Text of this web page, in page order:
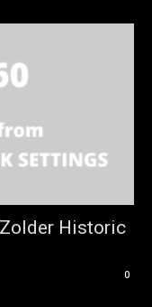
Historic
0